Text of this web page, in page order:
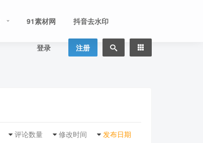
91素材网 抖音去水印
登录 注册
发布日期
修改时间
评论数量